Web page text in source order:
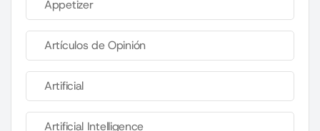
Appetizer
Artículos de Opinión
Artificial
Artificial Intelligence